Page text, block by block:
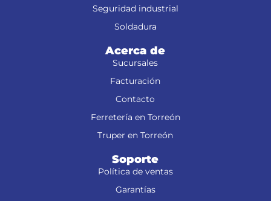
Seguridad industrial
Soldadura
Acerca de
Sucursales
Facturación
Contacto
Ferretería en Torreón
Truper en Torreón
Soporte
Política de ventas
Garantías